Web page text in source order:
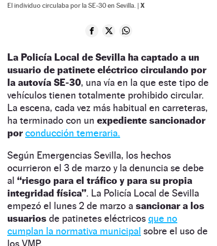
El individuo circulaba por la SE-30 en Sevilla. | X
La Policía Local de Sevilla ha captado a un
usuario de patinete eléctrico circulando por
la autovía SE‑30, una vía en la que este tipo de
vehículos tienen totalmente prohibido circular.
La escena, cada vez más habitual en carreteras,
ha terminado con un expediente sancionador
porconducción temeraria.
Según Emergencias Sevilla, los hechos
ocurrieron el 3 de marzo y la denuncia se debe
al “riesgo para el tráfico y para su propia
integridad física”. La Policía Local de Sevilla
empezó el lunes 2 de marzo a sancionar a los
usuarios de patinetes eléctricos que no
cumplan la normativa municipal sobre el uso de
los VMP.